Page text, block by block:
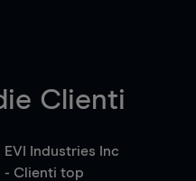
Clienti
EVI Industries Inc
- Clienti top